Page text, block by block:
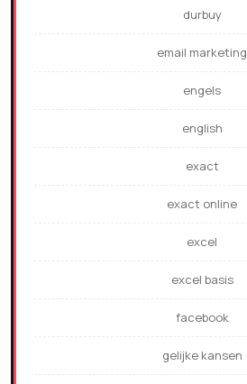
durbuy
email marketing
engels
english
exact
exact online
excel
excel basis
facebook
gelijke kansen